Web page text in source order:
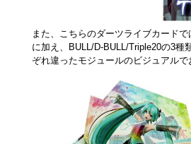
また、こちらのダーツライブカード
に加え、BULL/D-BULL/Triple20の3種
ぞれ違ったモジュールのビジュアルで